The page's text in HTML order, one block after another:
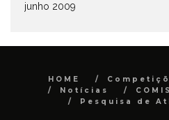
junho 2009
HOME
Notícias
Pesquisa de